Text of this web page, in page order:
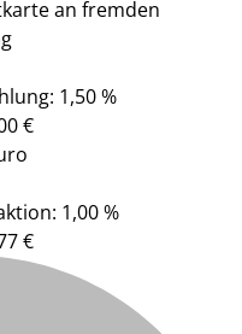
an fremden
1,50 %
€
1,00 %
€